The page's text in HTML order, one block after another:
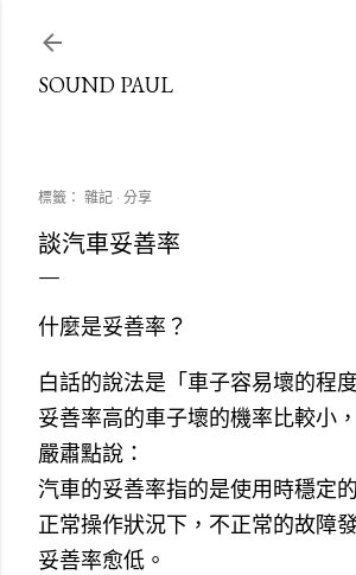
SOUND PAUL
標籤： 雜記 分享
談汽車妥善率
什麼是妥善率？
白話的說法是「車子容易壞的程度
妥善率高的車子壞的機率比較小，
嚴肅點說：
汽車的妥善率指的是使用時穩定
正常操作狀況下，不正常的故障
妥善率愈低。